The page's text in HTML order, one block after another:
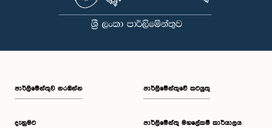
පාර්ලි‌මේන්තුව නරඹන්න
දැනුමට
පාර්ලිමේන්තුවේ කටයුතු
පාර්ලිමේන්තු මහලේකම් කාර්යාලය